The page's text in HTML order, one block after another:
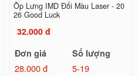
Ốp Lưng IMD Đổi Màu Laser - 20
26 Good Luck
32.000 đ
Đơn giá
Số lượng
28.000 đ
5-19